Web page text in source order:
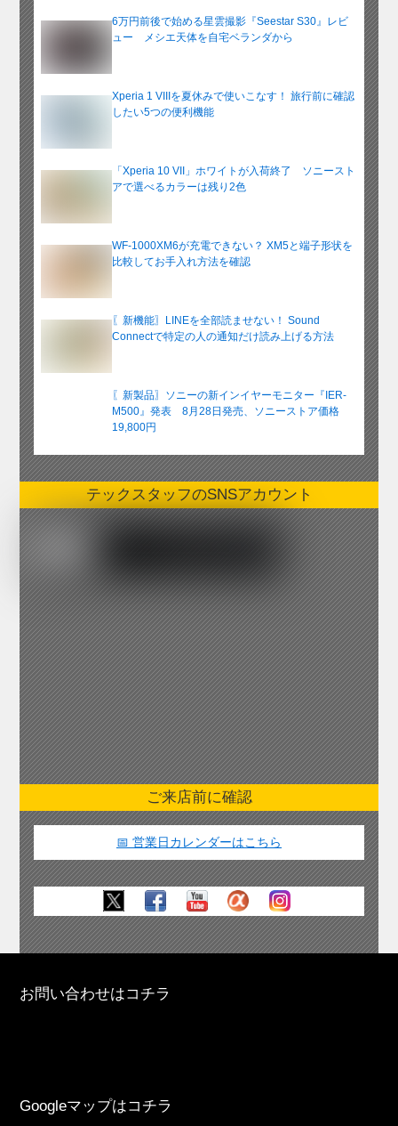
6万円前後で始める星雲撮影『Seestar S30』レビ
ュー メシエ天体を自宅ベランダから
Xperia 1 VIIIを夏休みで使いこなす！ 旅行前に確認
したい5つの便利機能
「Xperia 10 VII」ホワイトが入荷終了 ソニースト
アで選べるカラーは残り2色
WF-1000XM6が充電できない？ XM5と端子形状を
比較してお手入れ方法を確認
〖新機能〗LINEを全部読ませない！ Sound
Connectで特定の人の通知だけ読み上げる方法
〖新製品〗ソニーの新インイヤーモニター『IER-
M500』発表 8月28日発売、ソニーストア価格
19,800円
テックスタッフのSNSアカウント
ご来店前に確認
📅 営業日カレンダーはこちら
お問い合わせはコチラ
Googleマップはコチラ